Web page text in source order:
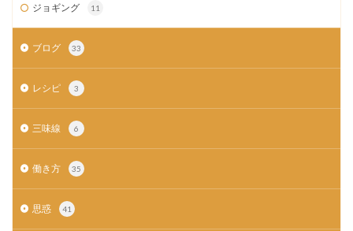
ジョギング 11
ブログ 33
レシピ 3
三味線 6
働き方 35
思惑 41